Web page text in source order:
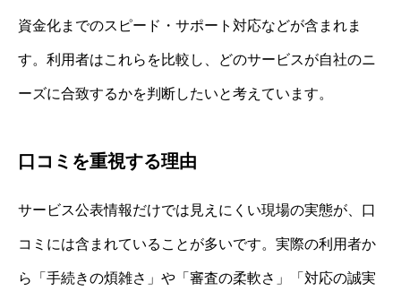
資金化までのスピード・サポート対応などが含まれま
す。利用者はこれらを比較し、どのサービスが自社のニ
ーズに合致するかを判断したいと考えています。
口コミを重視する理由
サービス公表情報だけでは見えにくい現場の実態が、口
コミには含まれていることが多いです。実際の利用者か
ら「手続きの煩雑さ」や「審査の柔軟さ」「対応の誠実